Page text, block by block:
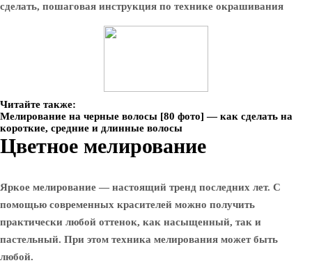
Читайте также:
Мелирование на черные волосы [80 фото] — как сделать на
короткие, средние и длинные волосы
Цветное мелирование
Яркое мелирование — настоящий тренд последних лет. С
помощью современных красителей можно получить
практически любой оттенок, как насыщенный, так и
пастельный. При этом техника мелирования может быть
любой.